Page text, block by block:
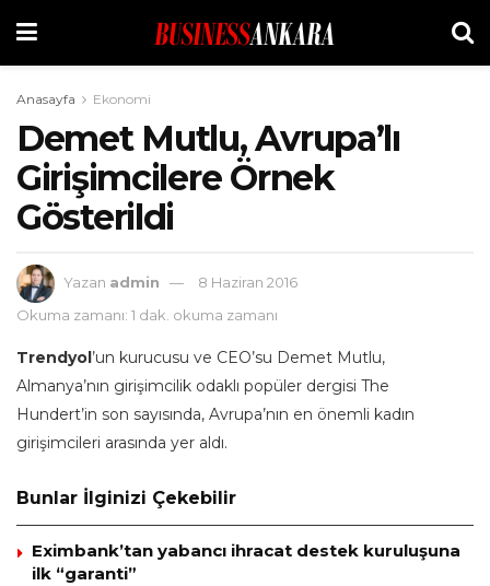
Anasayfa Ekonomi
Demet Mutlu, Avrupa’lı
Girişimcilere Örnek
Gösterildi
Yazan admin
8 Haziran 2016
Okuma zamanı: 1 dak. okuma zamanı
Trendyol’un kurucusu ve CEO’su Demet Mutlu,
Almanya’nın girişimcilik odaklı popüler dergisi The
Hundert’in son sayısında, Avrupa’nın en önemli kadın
girişimcileri arasında yer aldı.
Bunlar İlginizi Çekebilir
Eximbank’tan yabancı ihracat destek kuruluşuna
ilk “garanti”